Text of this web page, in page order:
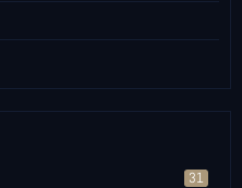
31